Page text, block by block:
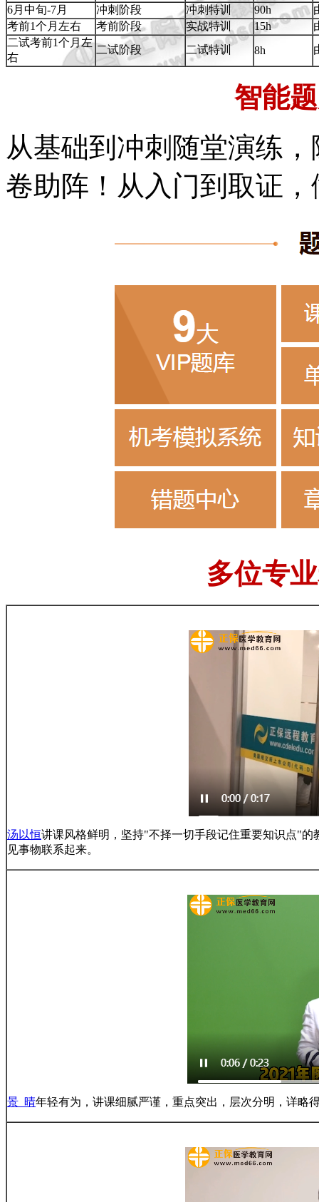
6月中旬-7月
冲刺阶段 冲刺特训 90h
考前1个月左右
考前阶段 实战特训 15h
二试考前1个月左
右
二试阶段 二试特训 8h
智能
从基础到冲刺随堂演练
卷助阵！从入门到取证
多位专
汤以恒讲课风格鲜明，坚持"不择一切手段记住重要知识点"
见事物联系起来。
景 晴年轻有为，讲课细腻严谨，重点突出，层次分明，详略